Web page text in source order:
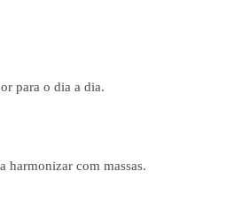
para o dia a dia.
harmonizar com massas.